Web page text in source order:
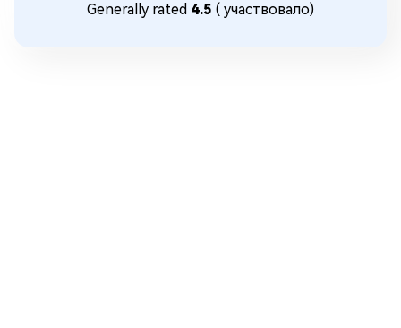
Generally rated 4.5 ( участвовало)